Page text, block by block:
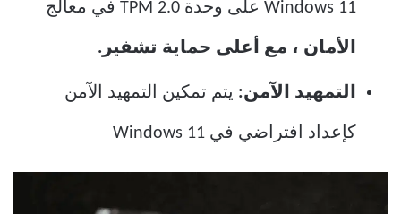
Windows 11 على وحدة TPM 2.0 في معالج
الأمان ، مع أعلى حماية تشفير.
التمهيد الآمن: يتم تمكين التمهيد الآمن
كإعداد افتراضي في Windows 11